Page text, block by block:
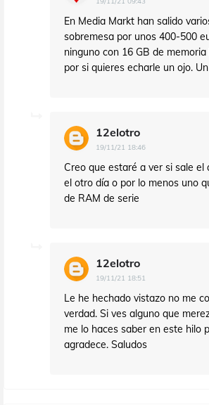
En Media Markt han salido
sobremesa por unos 400-500
ninguno con 16 GB de
por si quieres echarle un ojo.
12elotro
19/11/21 18:46
Creo que estaré a ver si sale el
el otro día o por lo menos uno
de RAM de serie
12elotro
19/11/21 18:51
Le he hechado vistazo no me
verdad. Si ves alguno que
me lo haces saber en este hilo
agradece. Saludos